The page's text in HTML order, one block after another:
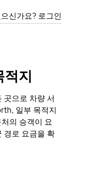
신가요? 로그인
지
곳으로 차량 서
일부 목적지
의 승객이 요
경로 요금을 확